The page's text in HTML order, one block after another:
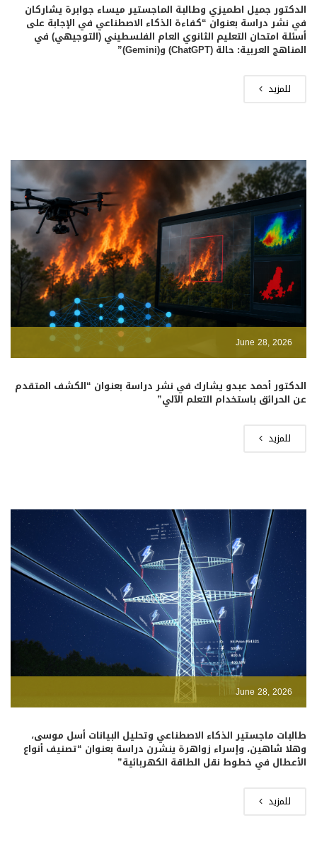
الدكتور جميل اطميزي وطالبة الماجستير ميساء جوابرة يشاركان
في نشر دراسة بعنوان “كفاءة الذكاء الاصطناعي في الإجابة على
أسئلة امتحان التعليم الثانوي العام الفلسطيني (التوجيهي) في
المناهج العربية: حالة (ChatGPT) و(Gemini)”
للمزيد
June 28, 2026
الدكتور أحمد عبدو يشارك في نشر دراسة بعنوان “الكشف المتقدم
عن الحرائق باستخدام التعلم الآلي”
للمزيد
June 28, 2026
طالبات ماجستير الذكاء الاصطناعي وتحليل البيانات أسل موسى،
وهلا شاهين، وإسراء زواهرة ينشرن دراسة بعنوان “تصنيف أنواع
الأعطال في خطوط نقل الطاقة الكهربائية”
للمزيد